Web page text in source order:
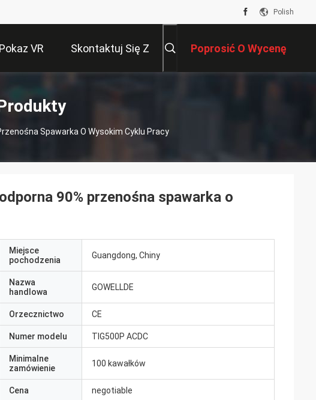
Polish
Pokaz VR Skontaktuj Się Z Poprosić O Wycenę
Spawarka O Wysokim Cyklu Pracy
90% przenośna spawarka o
Miejsce
pochodzenia
Guangdong, Chiny
Nazwa
handlowa
GOWELLDE
Orzecznictwo CE
Numer modelu TIG500P ACDC
Minimalne
zamówienie
100 kawałków
Cena negotiable